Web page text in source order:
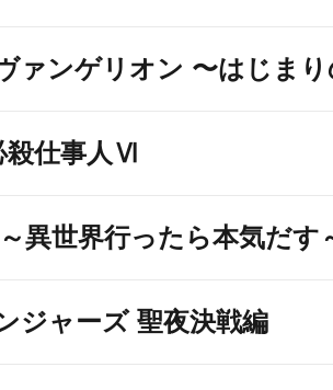
ァンゲリオン 〜はじま
殺仕事人Ⅵ
異世界行ったら本気だす
ジャーズ 聖夜決戦編